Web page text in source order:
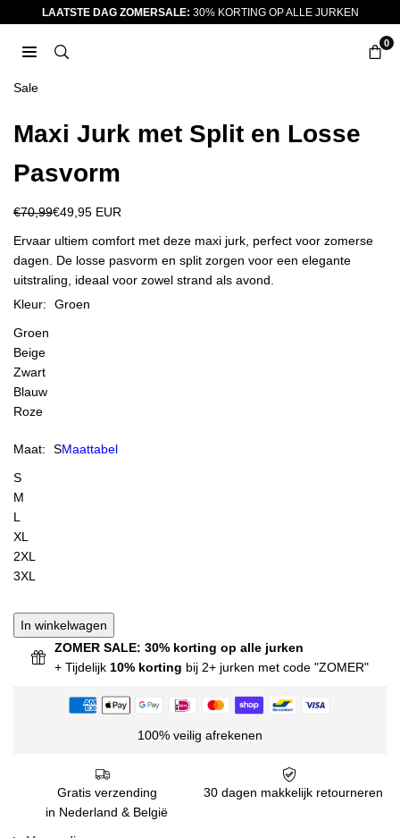
naar
inhoud
LAATSTE DAG ZOMERSALE: 30% KORTING OP ALLE JURKEN
0
Sale
Maxi Jurk met Split en Losse
Pasvorm
Reguliere
prijs
€70,99€49,95 EUR
Ervaar ultiem comfort met deze maxi jurk, perfect voor zomerse
dagen. De losse pasvorm en split zorgen voor een elegante
uitstraling, ideaal voor zowel strand als avond.
Kleur:
Groen
Groen
Beige
Zwart
Blauw
Roze
Maat: SMaattabel
S
M
L
XL
2XL
3XL
In winkelwagen
ZOMER SALE: 30% korting op alle jurken
+ Tijdelijk 10% korting bij 2+ jurken met code "ZOMER"
100% veilig afrekenen
Gratis verzending
in Nederland & België
30 dagen makkelijk retourneren